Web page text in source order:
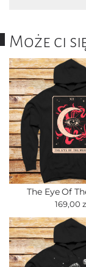
Może ci
The Eye Of
169,00